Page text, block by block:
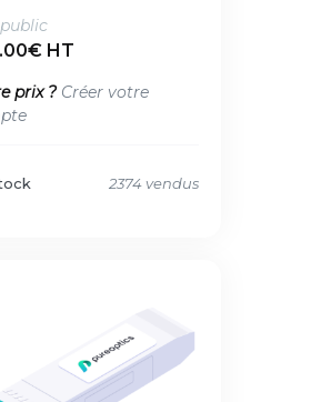
HT
prix ? Créer votre
2374 vendus